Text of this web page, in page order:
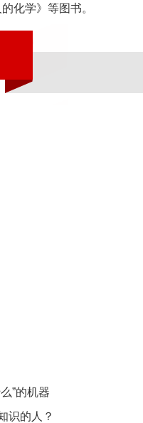
化学》等图书。
”的机器
识的人？